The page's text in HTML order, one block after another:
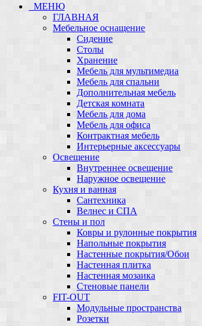
МЕНЮ
ГЛАВНАЯ
Мебельное оснащение
Сидение
Столы
Хранение
Мебель для мультимедиа
Мебель для спальни
Дополнительная мебель
Детская комната
Мебель для дома
Мебель для офиса
Контрактная мебель
Интерьерные аксессуары
Освещение
Внутреннее освещение
Наружное освещение
Кухня и ванная
Сантехника
Велнес и СПА
Стены и пол
Ковры и рулонные покрытия
Напольные покрытия
Настенные покрытия/Обои
Настенная плитка
Настенная мозаика
Стеновые панели
FIT-OUT
Модульные пространства
Розетки